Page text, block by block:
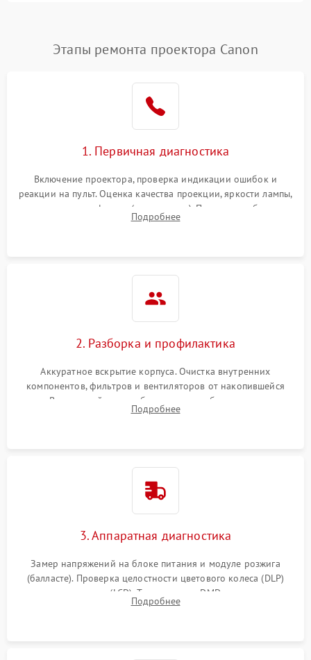
Нестабильная яркость или
контраст
4000 ₽ Подробнее →
Неравномерная подсветка
автоматическая коррекция
трапеции (Keystone)
Проблемы с
масштабированием
Подробнее →
Этапы ремонта проектора Canon
1. Первичная диагностика
Включение проектора, проверка индикации ошибок и
реакции на пульт. Оценка качества проекции, яркости лампы,
наличия артефактов (точки, пятна). Проверка работы
системы охлаждения по уровню шума вентиляторов.
Подробнее
2. Разборка и профилактика
Аккуратное вскрытие корпуса. Очистка внутренних
компонентов, фильтров и вентиляторов от накопившейся
пыли. Визуальный осмотр блока питания, балласта лампы и
материнской платы на наличие прогаров или вздутых
Подробнее
3. Аппаратная диагностика
Замер напряжений на блоке питания и модуле розжига
(балласте). Проверка целостности цветового колеса (DLP)
или поляризаторов (LCD). Тестирование DMD-чипа, датчиков
температуры и оптопар с помощью мультиметра и
Подробнее